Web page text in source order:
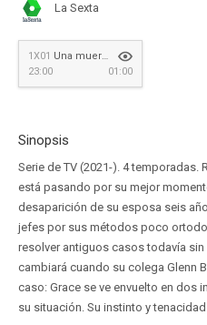
La Sexta
1X01 Una muerte sencilla
23:00
01:00
Sinopsis
Serie de TV (2021-). 4 temporadas.
está pasando por su mejor
desaparición de su esposa seis
jefes por sus métodos poco
resolver antiguos casos todavía
cambiará cuando su colega Glenn
caso: Grace se ve envuelto en dos
su situación. Su instinto y